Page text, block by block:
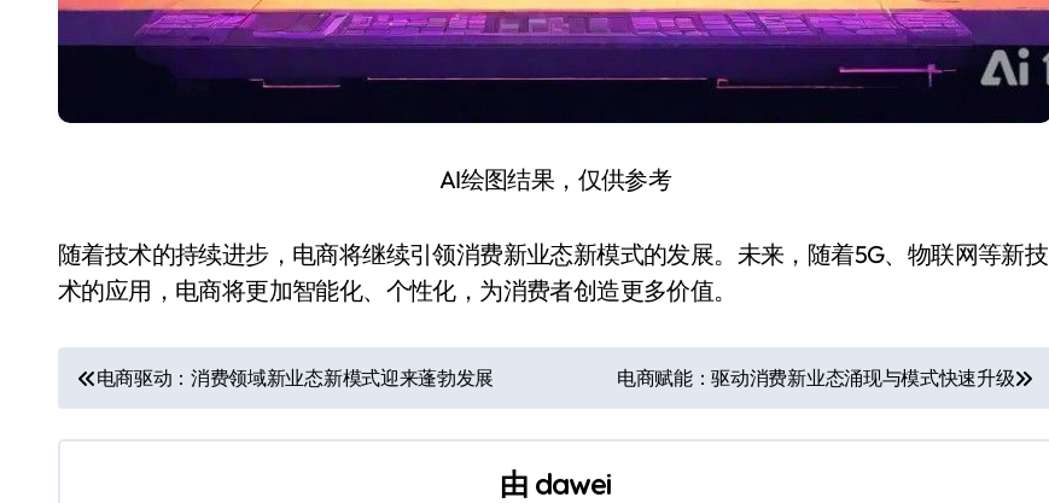
AI绘图结果，仅供参考
随着技术的持续进步，电商将继续引领消费新业态新模式的发展。未来，随着5G、物联网等新技
术的应用，电商将更加智能化、个性化，为消费者创造更多价值。
文
章
电商驱动：消费领域新业态新模式迎来蓬勃发展 电商赋能：驱动消费新业态涌现与模式快速升级
由 dawei